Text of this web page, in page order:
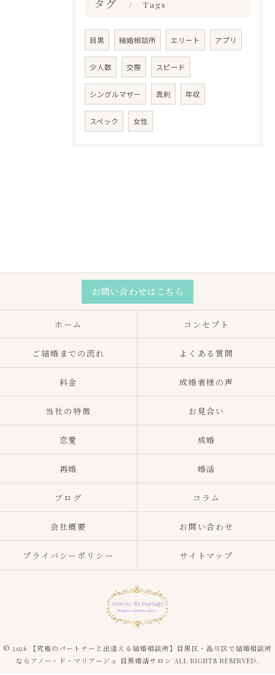
タグ Tags
目黒 結婚相談所 エリート アプリ
少人数 交際 スピード
シングルマザー 真剣 年収
スペック 女性
お問い合わせはこちら
ホーム コンセプト
ご結婚までの流れ よくある質問
料金 成婚者様の声
当社の特徴 お見合い
恋愛 成婚
再婚 婚活
ブログ コラム
会社概要 お問い合わせ
プライバシーポリシー サイトマップ
© 2026 【究極のパートナーと出逢える結婚相談所】目黒区・品川区で結婚相談所
ならアノー・ド・マリアージュ 目黒婚活サロン ALL RIGHTS RESERVED.